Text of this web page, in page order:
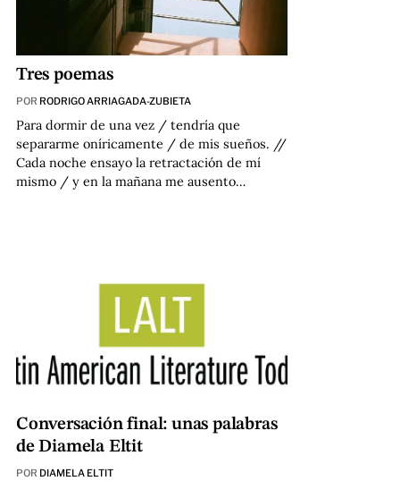
Tres poemas
POR RODRIGO ARRIAGADA-ZUBIETA
Para dormir de una vez / tendría que
separarme oníricamente / de mis sueños. //
Cada noche ensayo la retractación de mí
mismo / y en la mañana me ausento…
Conversación final: unas palabras
de Diamela Eltit
POR DIAMELA ELTIT